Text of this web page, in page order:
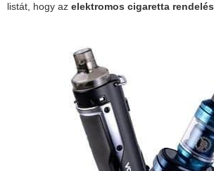
listát, hogy az elektromos cigaretta rendelés